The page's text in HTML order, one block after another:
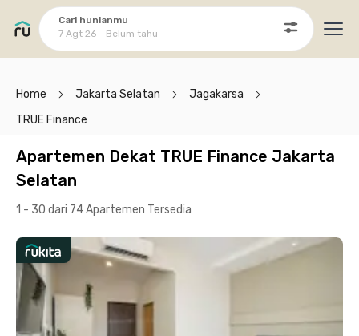
Cari hunianmu
7 Agt 26 - Belum tahu
Home Jakarta Selatan
Jagakarsa
TRUE Finance
Apartemen Dekat TRUE Finance Jakarta
Selatan
1 - 30 dari 74 Apartemen Tersedia